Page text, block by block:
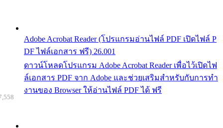
Adobe Acrobat Reader (โปรแกรมอ่านไฟล์ PDF เปิดไฟล์ P
DF ไฟล์เอกสาร ฟรี) 26.001
ดาวน์โหลดโปรแกรม Adobe Acrobat Reader เพื่อไว้เปิดไฟ
ล์เอกสาร PDF จาก Adobe และช่วยเสริมสำหรับกับการทำ
งานของ Browser ให้อ่านไฟล์ PDF ได้ ฟรี